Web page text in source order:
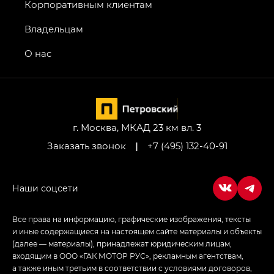
GT, Джи Эль — GL
GS4 — Джи Эс 4 (GS4) в комплектациях Джи Би
привод — GB AWD, Джи Эль Полный привод —
Джи Ти — GT, Джи Икс — GX,
Джи Икс ПРЕМИУМ — GX PREMIUM, ЛАУНЖ —
Empow — Эмпау (Empow) в комплектации
г. Москва, МКАД 23 км вл. 3
Заказать звонок
| +7 (495) 132-40-91
Корпоративным клиентам
Владельцам
О нас
Все права на информацию, графические изображения, тексты
и иные содержащиеся на настоящем сайте материалы и объекты
(далее — материалы), принадлежат юридическим лицам,
входящим в ООО «ГАК МОТОР РУС», рекламным агентствам,
а также иным третьим в соответствии с условиями договоров,